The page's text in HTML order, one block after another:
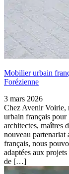
Mobilier urbain
Forézienne
3 mars 2026
Chez Avenir Voirie,
urbain français pour
architectes, maîtres
nouveau
français, nous
adaptées aux
de […]